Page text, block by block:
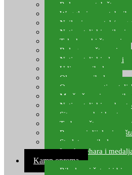
Role za match štapove
Waggleri za match
Najloni za match/
Natjecateljski najloni
Teleskopski štapovi
Bolognese štapovi
Natjecateljski plovci
Udice za ribolov
Olovo za ribolov
Oprema za
Mreže čuvarice za
Natjecateljski
Sito, posude i kante
Torbe za štapove –
Rezervni dijelovi za
Starlete za ribolov
Izrada pehara i
Kamp oprema
Ribolovni šatori i bivvy